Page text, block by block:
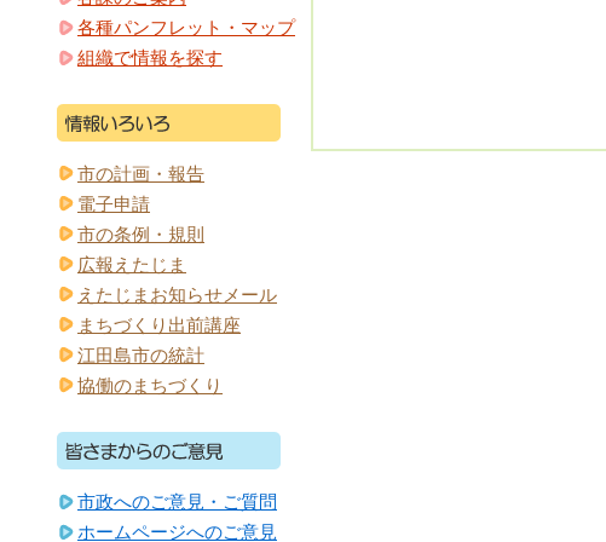
各種パンフレット・マップ
組織で情報を探す
市の計画・報告
電子申請
市の条例・規則
広報えたじま
えたじまお知らせメール
まちづくり出前講座
江田島市の統計
協働のまちづくり
市政へのご意見・ご質問
ホームページへのご意見